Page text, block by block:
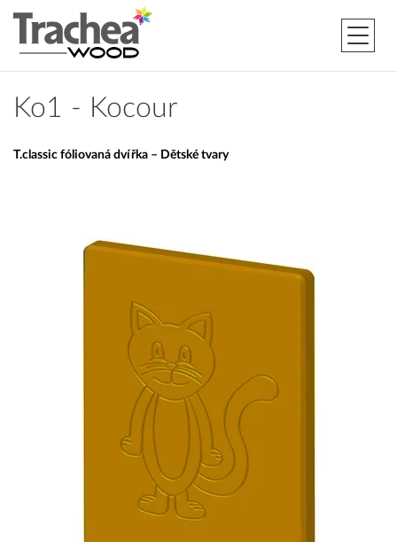
Ko1 - Kocour
T.classic fóliovaná dvířka – Dětské tvary